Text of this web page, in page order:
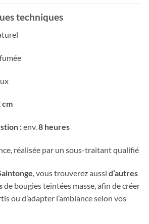
techniques
cm
:env.8 heures
réalisée par un sous-traitant qualifié
, vous trouverez aussi d’autres
de bougies teintées masse, afin de créer
ou d’adapter l’ambiance selon vos